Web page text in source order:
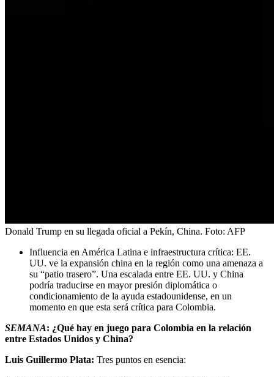
Donald Trump en su llegada oficial a Pekín, China. Foto: AFP
Influencia en América Latina e infraestructura crítica: EE.
UU. ve la expansión china en la región como una amenaza a
su “patio trasero”. Una escalada entre EE. UU. y China
podría traducirse en mayor presión diplomática o
condicionamiento de la ayuda estadounidense, en un
momento en que esta será crítica para Colombia.
SEMANA: ⁠¿Qué hay en juego para Colombia en la relación
entre Estados Unidos y China?
Luis Guillermo Plata: Tres puntos en esencia: